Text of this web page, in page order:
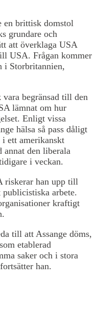
en brittisk domstol
grundare och
att överklaga USA
USA. Frågan kommer
i Storbritannien,
begränsad till den
lämnat om hur
Enligt vissa
hälsa så pass dåligt
ett amerikanskt
annat den liberala
i veckan.
riskerar han upp till
publicistiska arbete.
kraftigt
till att Assange döms,
etablerad
saker och i stora
han.